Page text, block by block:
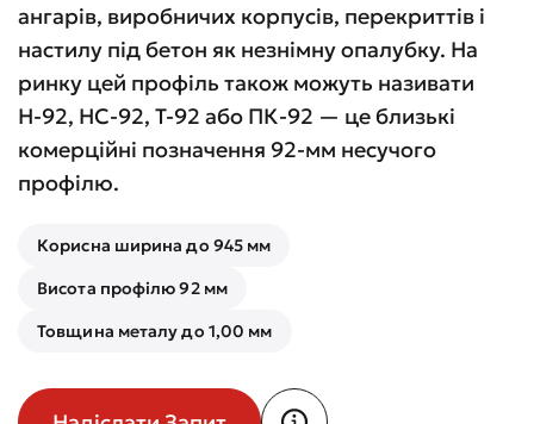
ангарів, виробничих корпусів, перекриттів і
настилу під бетон як незнімну опалубку. На
ринку цей профіль також можуть називати
Н-92, НС-92, Т-92 або ПК-92 — це близькі
комерційні позначення 92-мм несучого
профілю.
Корисна ширина до 945 мм
Висота профілю 92 мм
Товщина металу до 1,00 мм